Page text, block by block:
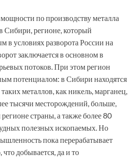
по производству металла
Сибири, регионе, который
в условиях разворота России на
заключается в основном в
потоков. При этом регион
потенциалом: в Сибири находятся
металлов, как никель, марганец,
тысячи месторождений, больше,
страны, а также более 80
полезных ископаемых. Но
пока перерабатывает
что добывается, да и то